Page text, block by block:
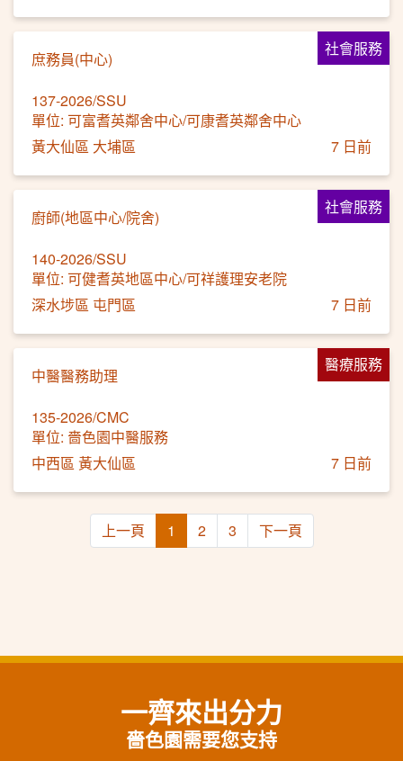
社會服務
庶務員(中心)
137-2026/SSU
單位: 可富耆英鄰舍中心/可康耆英鄰舍中心
黃大仙區 大埔區
7 日前
社會服務
廚師(地區中心/院舍)
140-2026/SSU
單位: 可健耆英地區中心/可祥護理安老院
深水埗區 屯門區
7 日前
醫療服務
中醫醫務助理
135-2026/CMC
單位: 嗇色園中醫服務
中西區 黃大仙區
7 日前
上一頁 1 2 3 下一頁
一齊來出分力
嗇色園需要您支持